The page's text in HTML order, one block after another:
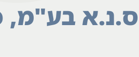
בע"מ,